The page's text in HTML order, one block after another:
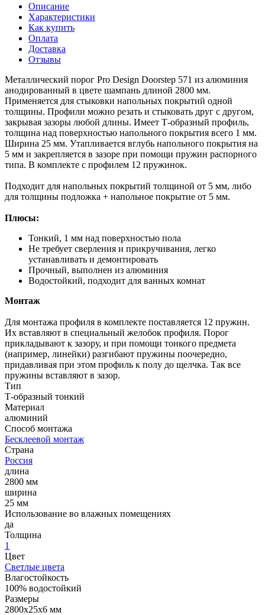
Описание
Характеристики
Как купить
Оплата
Доставка
Отзывы
Металлический порог Pro Design Doorstep 571 из алюминия
анодированный в цвете шампань длиной 2800 мм.
Применяется для стыковки напольных покрытий одной
толщины. Профили можно резать и стыковать друг с другом,
закрывая зазоры любой длины. Имеет Т-образный профиль,
толщина над поверхностью напольного покрытия всего 1 мм.
Ширина 25 мм. Утапливается вглубь напольного покрытия на
5 мм и закрепляется в зазоре при помощи пружин распорного
типа. В комплекте с профилем 12 пружинок.
Подходит для напольных покрытий толщиной от 5 мм, либо
для толщины подложка + напольное покрытие от 5 мм.
Плюсы:
Тонкий, 1 мм над поверхностью пола
Не требует сверления и прикручивания, легко
устанавливать и демонтировать
Прочный, выполнен из алюминия
Водостойкий, подходит для ванных комнат
Монтаж
Для монтажа профиля в комплекте поставляется 12 пружин.
Их вставляют в специальный желобок профиля. Порог
прикладывают к зазору, и при помощи тонкого предмета
(например, линейки) разгибают пружины поочередно,
придавливая при этом профиль к полу до щелчка. Так все
пружины вставляют в зазор.
Тип
Т-образный тонкий
Материал
алюминий
Способ монтажа
Бесклеевой монтаж
Страна
Россия
длина
2800 мм
ширина
25 мм
Использование во влажных помещениях
да
Толщина
1
Цвет
Светлые цвета
Влагостойкость
100% водостойкий
Размеры
2800х25х6 мм